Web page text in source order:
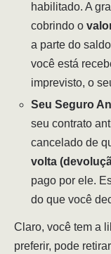
habilitado. A
cobrindo o
a parte do
você está
imprevisto, o
Seu Seguro
seu contrato
cancelado de
volta
pago por ele.
do que você
Claro, você tem a
preferir, pode